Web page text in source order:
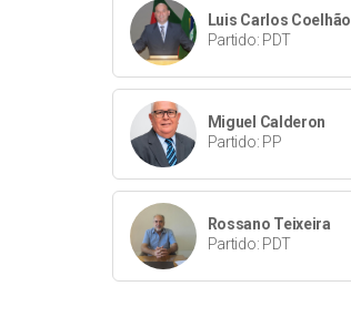
Luis Carlos Coelhão
Partido: PDT
Miguel Calderon
Partido: PP
Rossano Teixeira
Partido: PDT